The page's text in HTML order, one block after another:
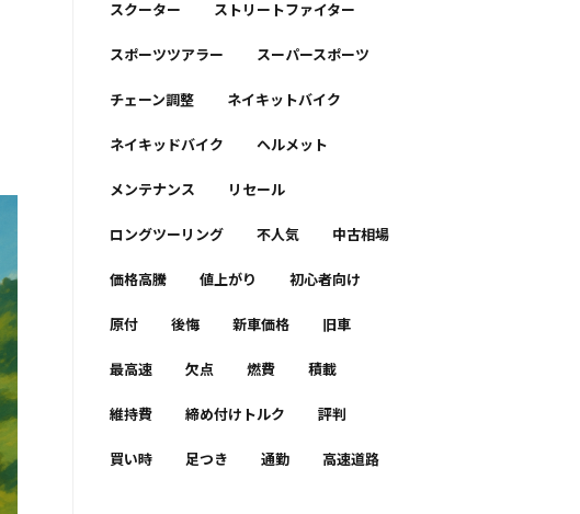
スクーター ストリートファイター
スポーツツアラー スーパースポーツ
チェーン調整 ネイキットバイク
ネイキッドバイク ヘルメット
メンテナンス リセール
ロングツーリング 不人気 中古相場
価格高騰 値上がり 初心者向け
原付 後悔 新車価格 旧車
最高速 欠点 燃費 積載
維持費 締め付けトルク 評判
買い時 足つき 通勤 高速道路